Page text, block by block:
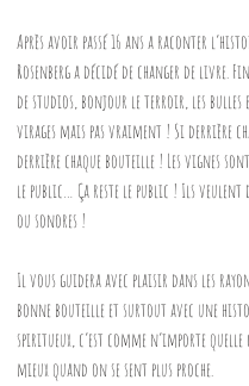
Après avoir passé 16 ans a raconter
Rosenberg a décidé de changer de livre.
de studios, bonjour le terroir, les bulles
virages mais pas vraiment ! Si derrière
derrière chaque bouteille ! Les vignes
le public… Ça reste le public ! Ils
ou sonores !
Il vous guidera avec plaisir dans les
bonne bouteille et surtout avec une
spiritueux, c’est comme n’importe
mieux quand on se sent plus proche.